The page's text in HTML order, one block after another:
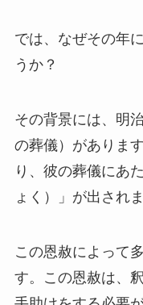
では、なぜその年
うか？
その背景には、明
の葬儀）がありま
り、彼の葬儀にあ
ょく）」が出されま
この恩赦によって
す。この恩赦は、